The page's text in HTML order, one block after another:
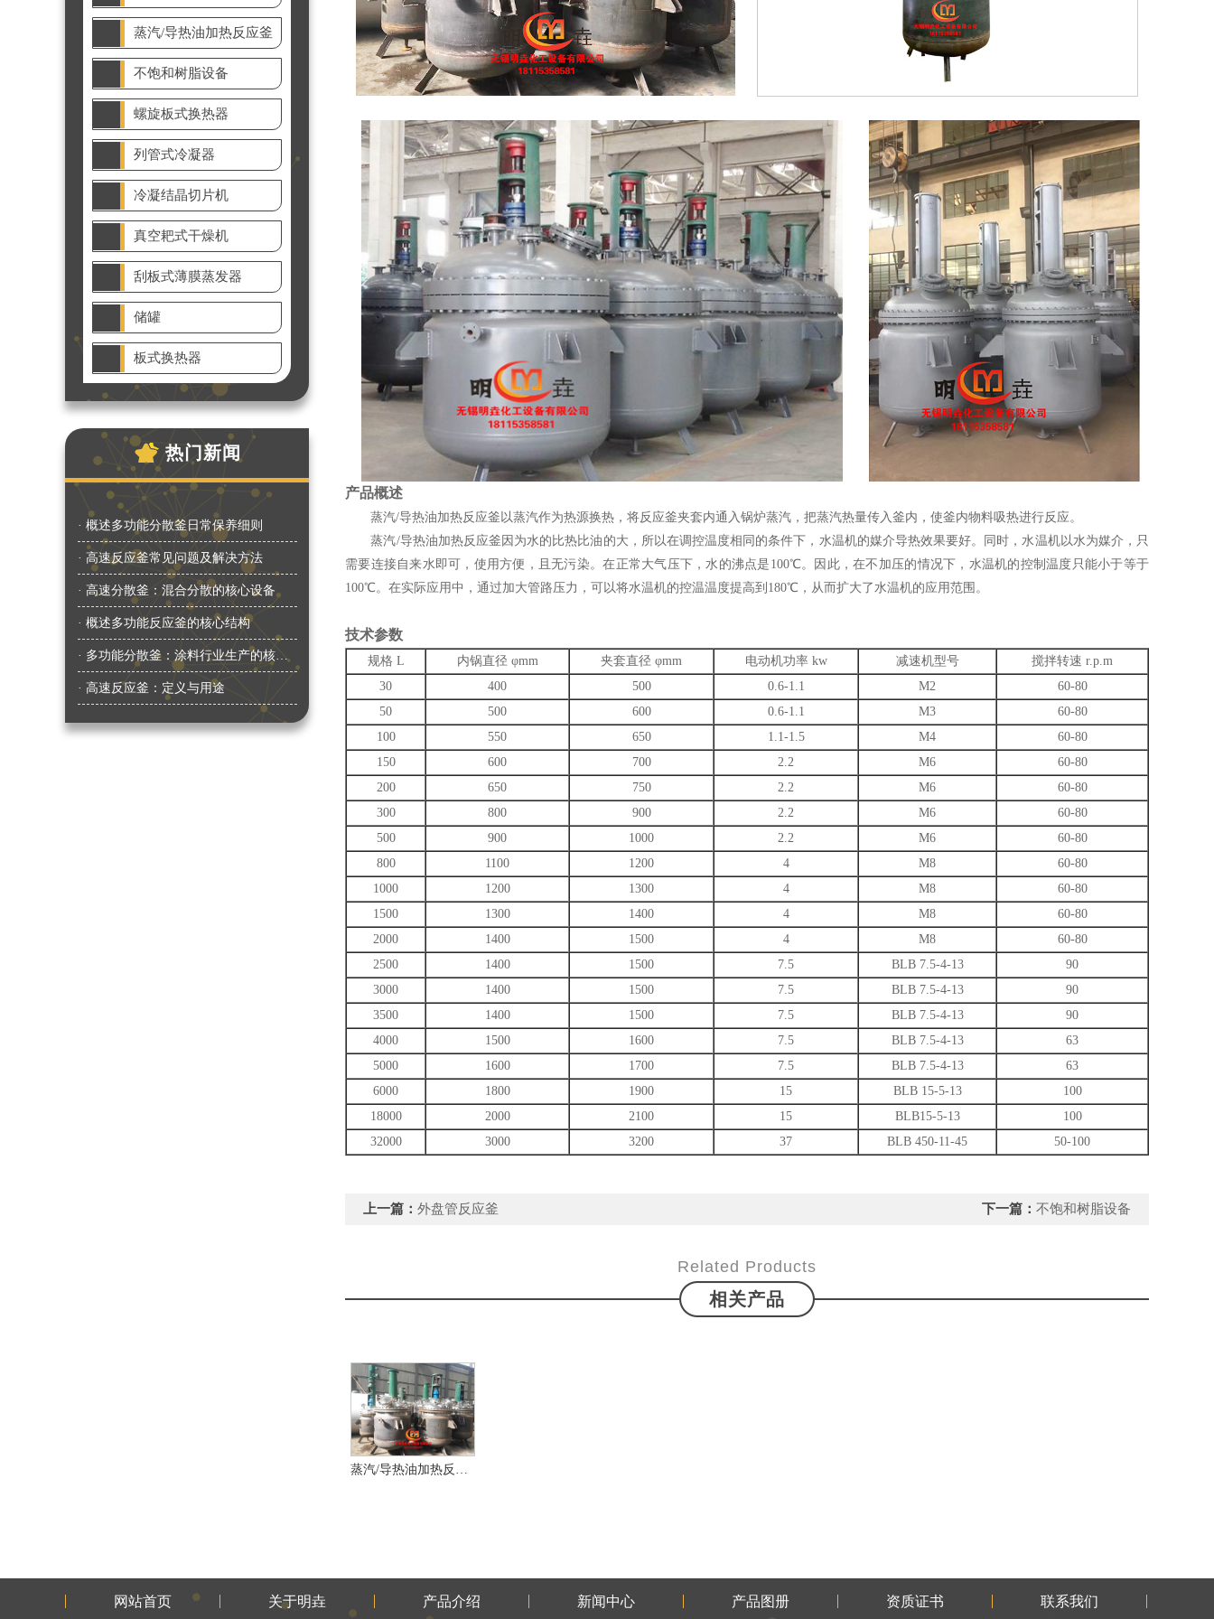
蒸汽/导热油加热反应釜
不饱和树脂设备
螺旋板式换热器
列管式冷凝器
冷凝结晶切片机
真空耙式干燥机
刮板式薄膜蒸发器
储罐
板式换热器
热门新闻
· 概述多功能分散釜日常保养细则
· 高速反应釜常见问题及解决方法
· 高速分散釜：混合分散的核心设备
· 概述多功能反应釜的核心结构
· 多功能分散釜：涂料行业生产的核心装备
· 高速反应釜：定义与用途
产品概述
蒸汽/导热油加热反应釜以蒸汽作为热源换热，将反应釜夹套内通入锅炉蒸汽，把蒸汽热量传入釜内，使釜内物料吸热进行反应。
蒸汽/导热油加热反应釜因为水的比热比油的大，所以在调控温度相同的条件下，水温机的媒介导热效果要好。同时，水温机以水为媒介，只
需要连接自来水即可，使用方便，且无污染。在正常大气压下，水的沸点是100℃。因此，在不加压的情况下，水温机的控制温度只能小于等于
100℃。在实际应用中，通过加大管路压力，可以将水温机的控温温度提高到180℃，从而扩大了水温机的应用范围。
技术参数
规格 L 内锅直径 φmm 夹套直径 φmm 电动机功率 kw 减速机型号
搅拌转速 r.p.m
30
400 500 0.6-1.1 M2
60-80
50
500 600 0.6-1.1 M3
60-80
100
550 650 1.1-1.5 M4
60-80
150
600 700 2.2 M6
60-80
200
650 750 2.2 M6
60-80
300
800 900 2.2 M6
60-80
500
900 1000 2.2 M6
60-80
800
1100 1200 4 M8
60-80
1000
1200 1300 4 M8
60-80
1500
1300 1400 4 M8
60-80
2000
1400 1500 4 M8
60-80
2500
1400 1500 7.5 BLB 7.5-4-13
90
3000
1400 1500 7.5 BLB 7.5-4-13
90
3500
1400 1500 7.5 BLB 7.5-4-13
90
4000
1500 1600 7.5 BLB 7.5-4-13
63
5000
1600 1700 7.5 BLB 7.5-4-13
63
6000
1800 1900 15 BLB 15-5-13
100
18000
2000 2100 15 BLB15-5-13
100
32000
3000 3200 37 BLB 450-11-45 50-100
上一篇： 外盘管反应釜 下一篇： 不饱和树脂设备
Related Products
相关产品
蒸汽/导热油加热反应釜
网站首页 关于明垚 产品介绍 新闻中心 产品图册 资质证书 联系我们